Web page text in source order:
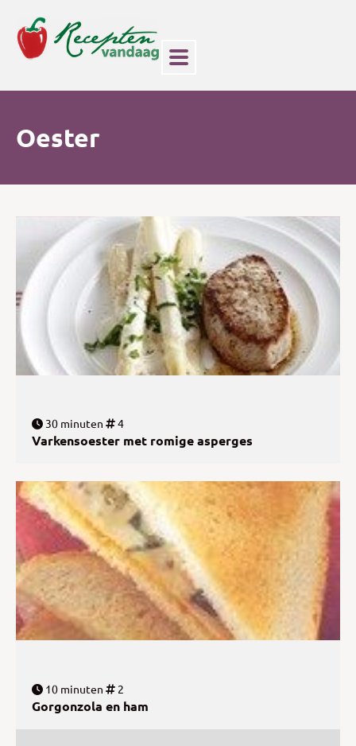
Oester
30 minuten 4
Varkensoester met romige asperges
10 minuten 2
Gorgonzola en ham